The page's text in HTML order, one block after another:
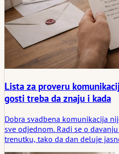
Lista za proveru
gosti treba da znaju i kada
Dobra svadbena komunikacija
sve odjednom. Radi se o
trenutku, tako da dan deluje